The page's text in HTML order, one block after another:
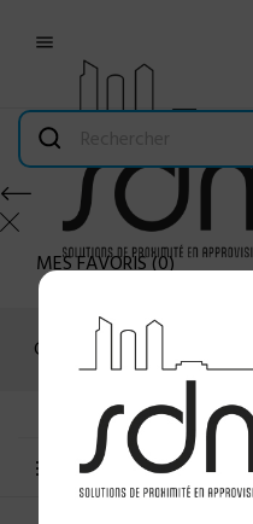

MES FAVORIS(0)
Connexion
MENU